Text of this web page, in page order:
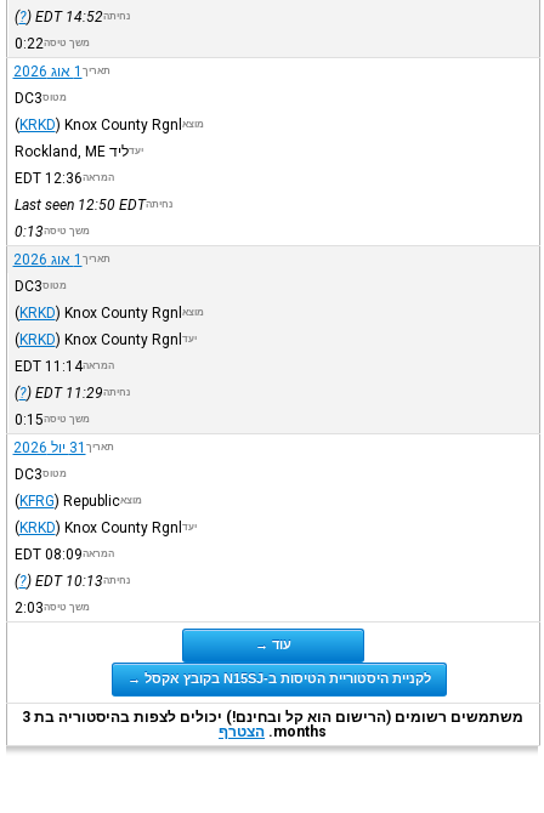
נחיתה14:52
EDT
(
?
)
משך טיסה0:22
תאריך 1 אוג 2026
מטוסDC3
מוצא Knox County Rgnl
(KRKD)
יעדליד Rockland, ME
המראה12:36
EDT
נחיתה Last seen 12:50 EDT
משך טיסה0:13
תאריך 1 אוג 2026
מטוסDC3
מוצא Knox County Rgnl
(KRKD)
יעד Knox County Rgnl
(KRKD)
המראה11:14
EDT
נחיתה11:29
EDT
(
?
)
משך טיסה0:15
תאריך 31 יול 2026
מטוסDC3
מוצאRepublic
(KFRG)
יעד Knox County Rgnl
(KRKD)
המראה08:09
EDT
נחיתה10:13
EDT
(
?
)
משך טיסה2:03
עוד →
לקניית היסטוריית הטיסות ב-N15SJ בקובץ אקסל →
משתמשים רשומים (הרישום הוא קל ובחינם!) יכולים לצפות בהיסטוריה בת 3
months. הצטרף